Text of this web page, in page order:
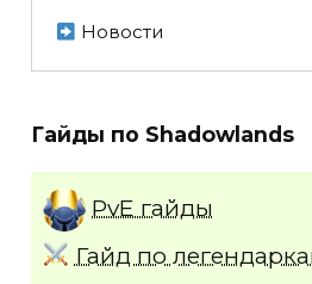
Новости
Гайды по Shadowlands
PvE гайды
Гайд по